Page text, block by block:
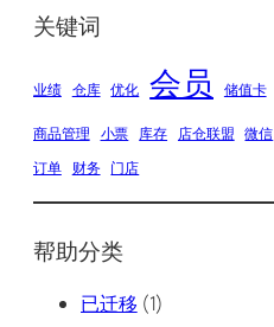
关键词
业绩 仓库 优化 会员 储值卡
商品管理 小票 库存 店仓联盟 微信
订单 财务 门店
帮助分类
已迁移 (1)